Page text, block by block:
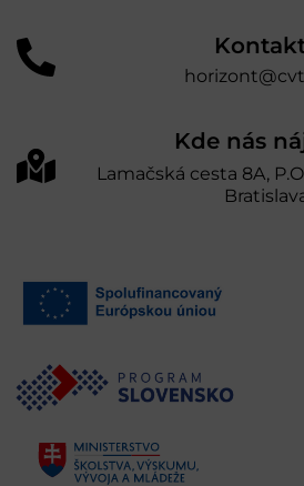
Kde nás
Lamačská cesta 8A,